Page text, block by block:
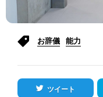
お辞儀 能力
ツイート